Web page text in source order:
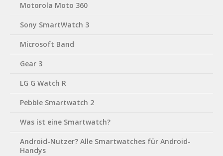
Motorola Moto 360
Sony SmartWatch 3
Microsoft Band
Gear 3
LG G Watch R
Pebble Smartwatch 2
Was ist eine Smartwatch?
Android-Nutzer? Alle Smartwatches für Android-
Handys